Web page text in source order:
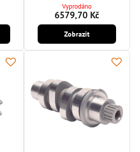
Vyprodáno
6579,70 Kč
Zobrazit